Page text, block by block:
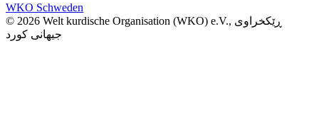
WKO Schweden
© 2026 Welt kurdische Organisation (WKO) e.V., ڕێکخراوی
جیهانی کورد